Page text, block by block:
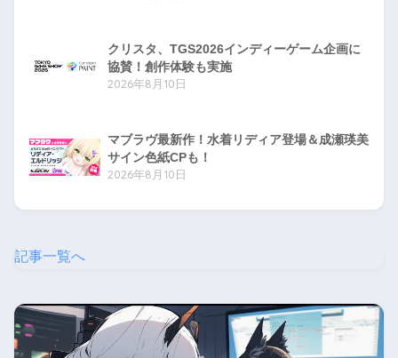
クリスタ、TGS2026インディーゲーム企画に
協賛！創作体験も実施
2026年8月10日
マブラヴ最新作！水着リディア登場＆成瀬瑛美
サイン色紙CPも！
2026年8月10日
記事一覧へ